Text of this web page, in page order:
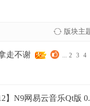
版块主
走不谢 ... 2 3 4
】N9网易云音乐Qt版